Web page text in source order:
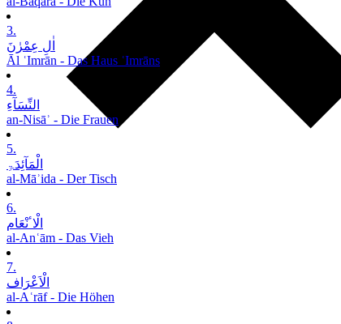
3.
اٰلِ عِمْرٰنَ
Āl ʿImrān - Das Haus ʿImrāns
4.
النِّسَآءِ
an-Nisāʾ - Die Frauen
5.
الْمَآئِدَۃِ
al-Māʾida - Der Tisch
6.
الْاٴنْعَام
al-Anʿām - Das Vieh
7.
الْاَعْرَاف
al-Aʿrāf - Die Höhen